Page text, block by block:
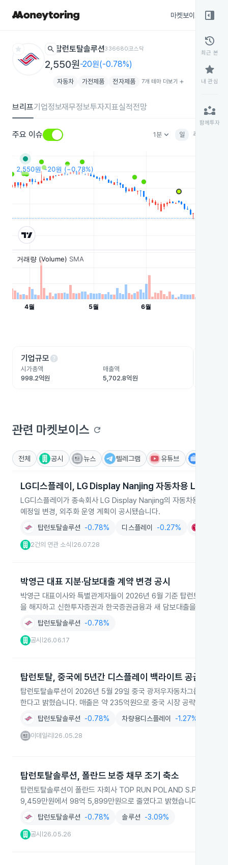
마켓보이스
star search 탑런토탈솔루션336680코스닥
2,550원-20원(-0.78%)
자동차 가전제품 전자제품 7개 테마 더보기 add
브리프기업정보재무정보투자지표실적전망
주요 이슈 1분keyboard_arrow_down 일 주
기업규모help
시가총액
998.2억원
매출액
5,702.8억원
관련 마켓보이스 refresh
전체 공시 뉴스 텔레그램 유튜브
LG디스플레이, LG Display Nanjing 자동차용 LCD 모듈
LG디스플레이가 종속회사 LG Display Nanjing의 자동차용 LCD
예정일 변경, 외주화 운영 계획이 공시됐습니다.
탑런토탈솔루션 -0.78% 디스플레이 -0.27%
2건의 연관 소식 26.07.28
박영근 대표 지분·담보대출 계약 변경 공시
박영근 대표이사와 특별관계자들이 2026년 6월 기준 탑런토탈솔
을 해지하고 신한투자증권과 한국증권금융과 새 담보대출을 체결했다
탑런토탈솔루션 -0.78%
공시 26.06.17
탑런토탈, 중국에 5년간 디스플레이 백라이트 공급
탑런토탈솔루션이 2026년 5월 29일 중국 광저우자동차그룹에 15.6
한다고 밝혔습니다. 매출은 약 235억원으로 중국 시장 공략을 강화할
탑런토탈솔루션 -0.78% 차량용디스플레이 -1.27%
이데일리 26.05.28
탑런토탈솔루션, 폴란드 보증 채무 조기 축소
탑런토탈솔루션이 폴란드 자회사 TOP RUN POLAND S.P.ZOO.
9,459만원에서 98억 5,899만원으로 줄였다고 밝혔습니다.
탑런토탈솔루션 -0.78% 솔루션 -3.09%
공시 26.05.26
right_panel_open
history
최근 본
star
내 관심
partner_exchange
함께투자